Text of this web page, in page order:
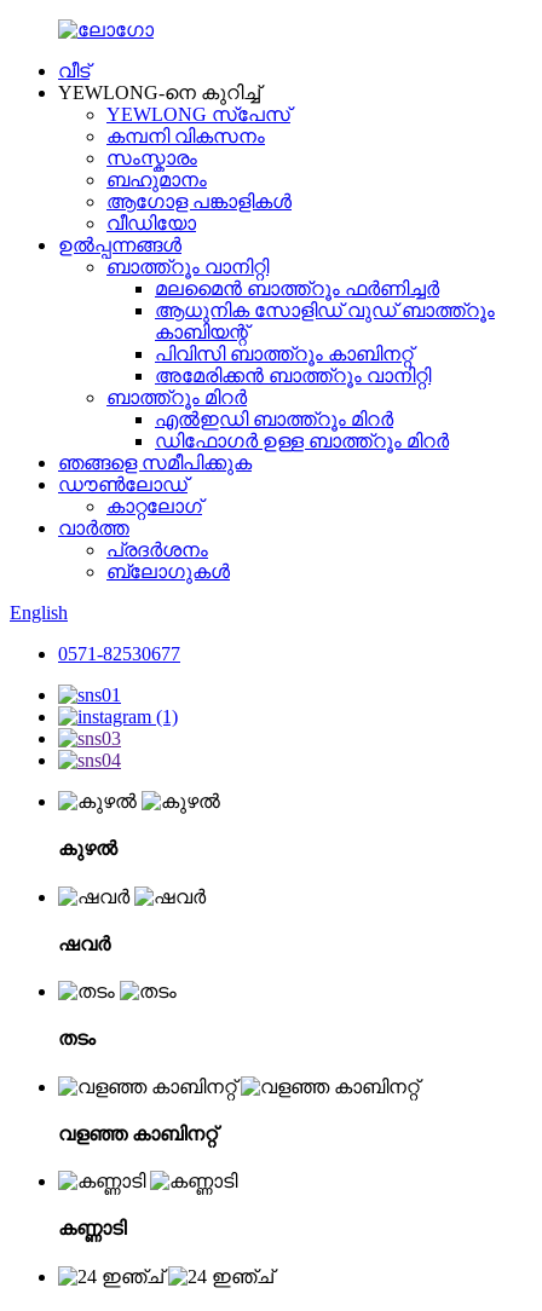
വീട്
YEWLONG-നെ കുറിച്ച്
YEWLONG സ്പേസ്
കമ്പനി വികസനം
സംസ്കാരം
ബഹുമാനം
ആഗോള പങ്കാളികൾ
വീഡിയോ
ഉൽപ്പന്നങ്ങൾ
ബാത്ത്റൂം വാനിറ്റി
മലമൈൻ ബാത്ത്റൂം ഫർണിച്ചർ
ആധുനിക സോളിഡ് വുഡ് ബാത്ത്റൂം
കാബിയന്റ്
പിവിസി ബാത്ത്റൂം കാബിനറ്റ്
അമേരിക്കൻ ബാത്ത്റൂം വാനിറ്റി
ബാത്ത്റൂം മിറർ
എൽഇഡി ബാത്ത്റൂം മിറർ
ഡിഫോഗർ ഉള്ള ബാത്ത്റൂം മിറർ
ഞങ്ങളെ സമീപിക്കുക
ഡൗൺലോഡ്
കാറ്റലോഗ്
വാർത്ത
പ്രദർശനം
ബ്ലോഗുകൾ
English
0571-82530677
കുഴൽ
ഷവർ
തടം
വളഞ്ഞ കാബിനറ്റ്
കണ്ണാടി